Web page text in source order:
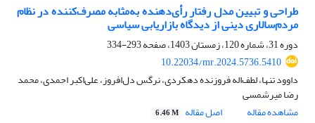
طراحی و تبیین مدل رفتار رأی‌دهنده به‌مثابه مصرف‌کننده در نظام
مردم‌سالاری دینی از دیدگاه بازاریابی سیاسی
دوره 31، شماره 120، زمستان 1403، صفحه
293-334
10.22034/mr.2024.5736.5410
داوود تنها، لطف‌اله فروزنده دهکردی، نرگس دل‌افروز، علی‌اکبر احمدی، محمد
رضا میرشمسی
مشاهده مقاله
اصل مقاله 6.46 M